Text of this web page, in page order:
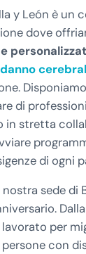
y León è un
dove
danno
di
stretta
di ogni
nostra sede di
lavorato per
con